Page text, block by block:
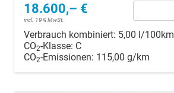
18.600,– €
incl. 19% MwSt.
Verbrauch kombiniert: 5,00 l/100km
CO2-Klasse: C
CO2-Emissionen: 115,00 g/km